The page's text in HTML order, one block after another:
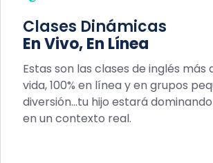
Clases Dinámicas
En Vivo, En Línea
Estas son las clases de inglés
vida, 100% en línea y en grupos
diversión...tu hijo estará
en un contexto real.